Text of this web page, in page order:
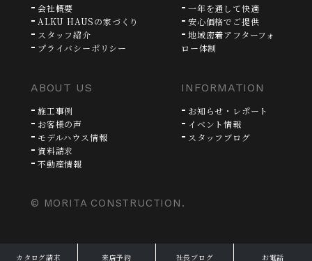
会社概要
ALKU HAUSの家づくり
スタッフ紹介
プライバシーポリシー
一年を通して快適
安心価格でご提供
地域密着アフターフォ
ロー体制
ABOUT US
施工事例
お客様の声
モデルハウス情報
資料請求
不動産情報
INFORMATION
お知らせ・レポート
イベント情報
スタッフブログ
© MORITA CONSTRUCTION.
カタログ請求 来店予約 社長ブログ お電話